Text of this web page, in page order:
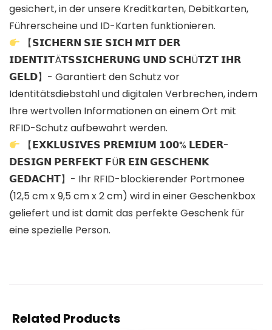
gesichert, in der unsere Kreditkarten, Debitkarten,
Führerscheine und ID-Karten funktionieren.
【𝗦𝗜𝗖𝗛𝗘𝗥𝗡 𝗦𝗜𝗘 𝗦𝗜𝗖𝗛 𝗠𝗜𝗧 𝗗𝗘𝗥
𝗜𝗗𝗘𝗡𝗧𝗜𝗧Ä𝗧𝗦𝗦𝗜𝗖𝗛𝗘𝗥𝗨𝗡𝗚 𝗨𝗡𝗗 𝗦𝗖𝗛Ü𝗧𝗭𝗧 𝗜𝗛𝗥
𝗚𝗘𝗟𝗗】- Garantiert den Schutz vor
Identitätsdiebstahl und digitalen Verbrechen, indem
Ihre wertvollen Informationen an einem Ort mit
RFID-Schutz aufbewahrt werden.
【𝗘𝗫𝗞𝗟𝗨𝗦𝗜𝗩𝗘𝗦 𝗣𝗥𝗘𝗠𝗜𝗨𝗠 𝟭𝟬𝟬% 𝗟𝗘𝗗𝗘𝗥-
𝗗𝗘𝗦𝗜𝗚𝗡 𝗣𝗘𝗥𝗙𝗘𝗞𝗧 𝗙Ü𝗥 𝗘𝗜𝗡 𝗚𝗘𝗦𝗖𝗛𝗘𝗡𝗞
𝗚𝗘𝗗𝗔𝗖𝗛𝗧】- Ihr RFID-blockierender Portmonee
(12,5 cm x 9,5 cm x 2 cm) wird in einer Geschenkbox
geliefert und ist damit das perfekte Geschenk für
eine spezielle Person.
Related Products